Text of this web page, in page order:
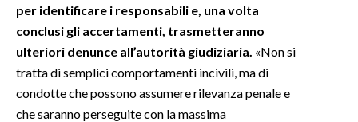
#CARAUNIONE
3 MINUTI CON
INSULARITÀ
per identificare i responsabili e, una volta
conclusi gli accertamenti, trasmetteranno
ulteriori denunce all’autorità giudiziaria. «Non si
tratta di semplici comportamenti incivili, ma di
condotte che possono assumere rilevanza penale e
che saranno perseguite con la massima